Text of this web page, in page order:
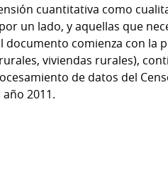
cuantitativa como
un lado, y aquellas que
documento comienza con la
viviendas rurales),
de datos del
2011.